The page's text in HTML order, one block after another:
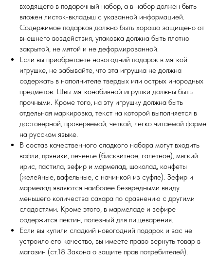
входящего в подарочный набор, а в набор должен быть
вложен листок-вкладыш с указанной информацией.
Содержимое подарков должно быть хорошо защищено от
внешнего воздействия, упаковка должна быть плотно
закрытой, не мятой и не деформированной.
Если вы приобретаете новогодний подарок в мягкой
игрушке, не забывайте, что эта игрушка не должна
содержать в наполнителе твердых или острых инородных
предметов. Швы мягконабивной игрушки должны быть
прочными. Кроме того, на эту игрушку должна быть
отдельная маркировка, текст на которой выполняется в
достоверной, проверяемой, четкой, легко читаемой форме
на русском языке.
В состав качественного сладкого набора могут входить
вафли, пряники, печенье (бисквитное, галетное), мягкий
ирис, пастила, зефир и мармелад, шоколад, конфеты
(желейные, вафельные, с начинкой из суфле). Зефир и
мармелад являются наиболее безвредными ввиду
меньшего количества сахара по сравнению с другими
сладостями. Кроме этого, в мармеладе и зефире
содержится пектин, полезный для пищеварения.
Если вы купили сладкий новогодний подарок и вас не
устроило его качество, вы имеете право вернуть товар в
магазин (ст.18 Закона о защите прав потребителей).